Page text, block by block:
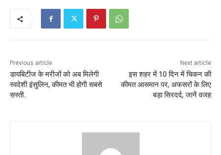
Previous article
डायबिटीज के मरीजों को अब मिलेगी
स्‍वदेशी इंसुलिन, कीमत भी होगी सबसे
सस्‍ती..
Next article
इस शहर में 10 दिन में चिकन की
कीमत आसमान पर, अफसरों के लिए
बड़ा सिरदर्द, जानें वजह